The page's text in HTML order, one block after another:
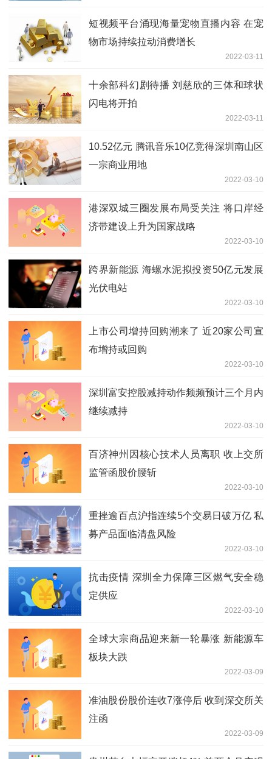
短视频平台涌现海量宠物直播内容 在宠
物市场持续拉动消费增长
2022-03-11
十余部科幻剧待播 刘慈欣的三体和球状
闪电将开拍
2022-03-11
10.52亿元 腾讯音乐10亿竞得深圳南山区
一宗商业用地
2022-03-10
港深双城三圈发展布局受关注 将口岸经
济带建设上升为国家战略
2022-03-10
跨界新能源 海螺水泥拟投资50亿元发展
光伏电站
2022-03-10
上市公司增持回购潮来了 近20家公司宣
布增持或回购
2022-03-10
深圳富安控股减持动作频频预计三个月内
继续减持
2022-03-10
百济神州因核心技术人员离职 收上交所
监管函股价腰斩
2022-03-10
重挫逾百点沪指连续5个交易日破万亿 私
募产品面临清盘风险
2022-03-10
抗击疫情 深圳全力保障三区燃气安全稳
定供应
2022-03-10
全球大宗商品迎来新一轮暴涨 新能源车
板块大跌
2022-03-09
准油股份股价连收7涨停后 收到深交所关
注函
2022-03-09